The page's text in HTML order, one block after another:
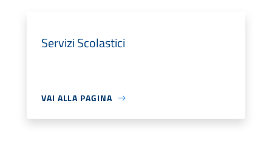
Servizi Scolastici
VAI ALLA PAGINA